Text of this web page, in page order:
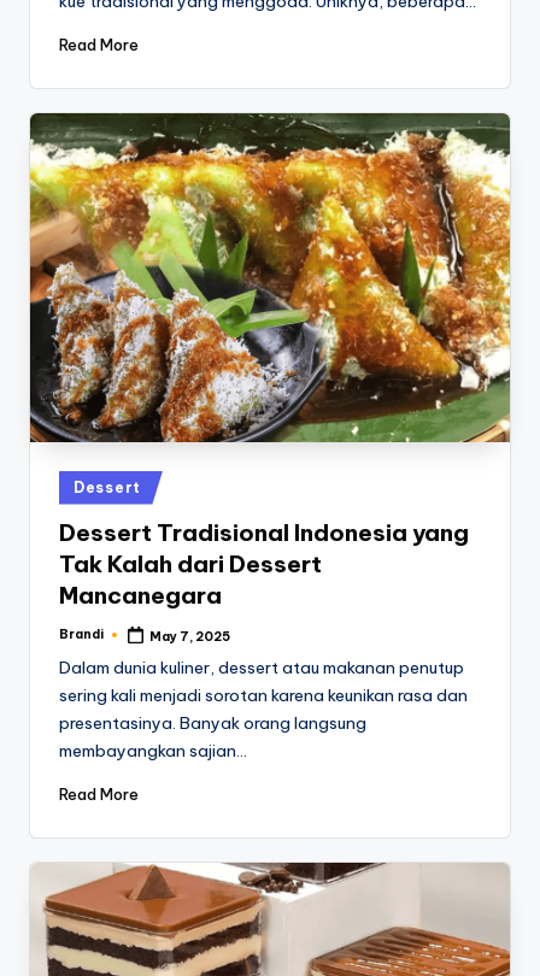
Read More
Posted
in
Dessert
Dessert Tradisional Indonesia yang
Tak Kalah dari Dessert
Mancanegara
Posted
Brandi May 7, 2025
Dalam dunia kuliner, dessert atau makanan penutup
sering kali menjadi sorotan karena keunikan rasa dan
presentasinya. Banyak orang langsung
membayangkan sajian…
Read More